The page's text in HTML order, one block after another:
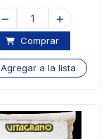
Comprar
Agregar a la lista